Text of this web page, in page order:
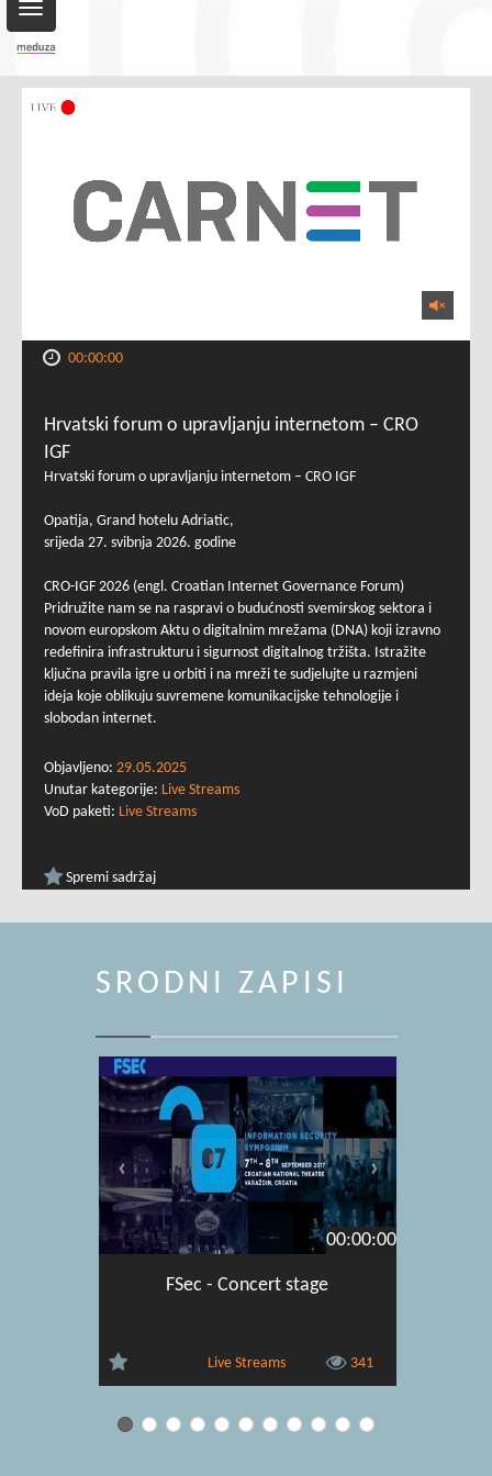
Toggle
navigation
00:00:00
Hrvatski forum o upravljanju internetom – CRO
IGF
Hrvatski forum o upravljanju internetom – CRO IGF
Opatija, Grand hotelu Adriatic,
srijeda 27. svibnja 2026. godine
CRO-IGF 2026 (engl. Croatian Internet Governance Forum)
Pridružite nam se na raspravi o budućnosti svemirskog sektora i
novom europskom Aktu o digitalnim mrežama (DNA) koji izravno
redefinira infrastrukturu i sigurnost digitalnog tržišta. Istražite
ključna pravila igre u orbiti i na mreži te sudjelujte u razmjeni
ideja koje oblikuju suvremene komunikacijske tehnologije i
slobodan internet.
Objavljeno: 29.05.2025
Unutar kategorije: Live Streams
VoD paketi: Live Streams
Spremi sadržaj
SRODNI ZAPISI
00:00:00
FSec - Concert stage
Live Streams 341